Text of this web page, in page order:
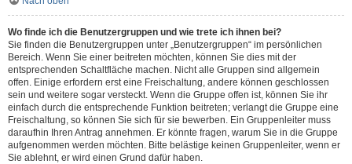
Wo finde ich die Benutzergruppen und wie trete ich ihnen bei?
Sie finden die Benutzergruppen unter „Benutzergruppen“ im persönlichen
Bereich. Wenn Sie einer beitreten möchten, können Sie dies mit der
entsprechenden Schaltfläche machen. Nicht alle Gruppen sind allgemein
offen. Einige erfordern erst eine Freischaltung, andere können geschlossen
sein und weitere sogar versteckt. Wenn die Gruppe offen ist, können Sie ihr
einfach durch die entsprechende Funktion beitreten; verlangt die Gruppe eine
Freischaltung, so können Sie sich für sie bewerben. Ein Gruppenleiter muss
daraufhin Ihren Antrag annehmen. Er könnte fragen, warum Sie in die Gruppe
aufgenommen werden möchten. Bitte belästige keinen Gruppenleiter, wenn er
Sie ablehnt, er wird einen Grund dafür haben.